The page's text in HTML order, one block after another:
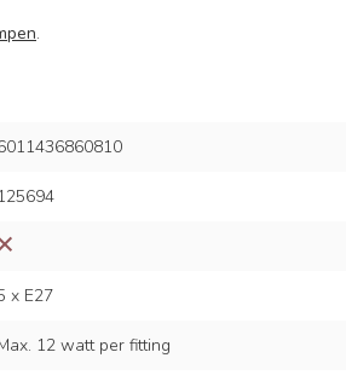
.
x E27
12 watt per fitting